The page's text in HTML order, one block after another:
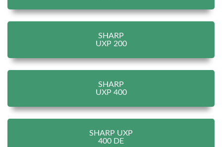
SHARP
UXP 200
SHARP
UXP 400
SHARP UXP
400 DE